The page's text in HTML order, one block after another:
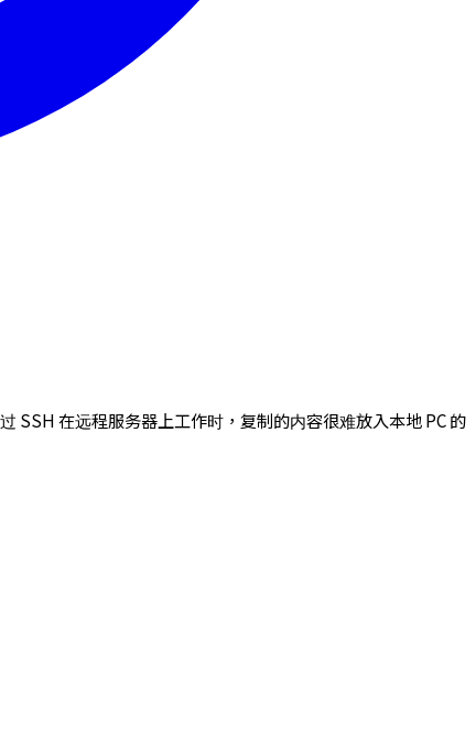
SSH 在远程服务器上工作时，复制的内容很难放入本地 PC 的